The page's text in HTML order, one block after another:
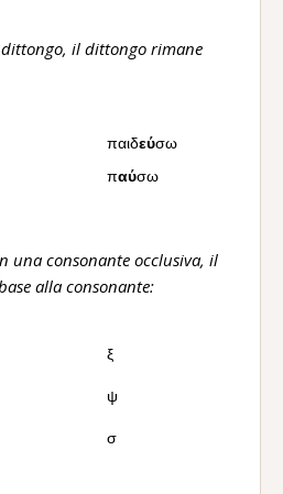
il dittongo rimane
παιδεύσω
παύσω
una consonante occlusiva, il
alla consonante:
ξ
ψ
σ